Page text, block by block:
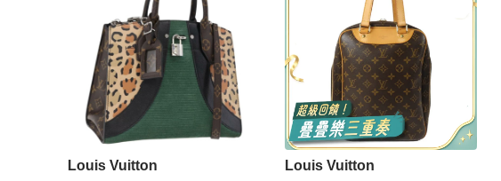
Louis Vuitton Louis Vuitton